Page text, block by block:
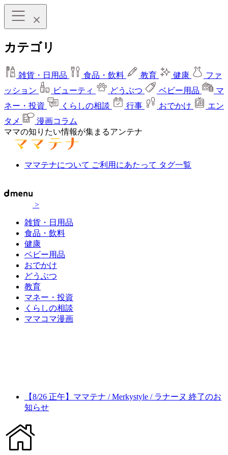
カテゴリ
雑貨・日用品 食品・飲料 教育 健康
ファ
ッション
ビューティ どうぶつ ベビー用品
マ
ネー・投資
くらしの相談 行事 おでかけ
エン
タメ
漫画コラム
ママの知りたい情報が集まるアンテナ
ママテナについて ご利用にあたって タグ一覧
>
雑貨・日用品
食品・飲料
健康
ベビー用品
おでかけ
どうぶつ
教育
マネー・投資
くらしの相談
ママコマ漫画
【8/26 正午】ママテナ / Merkystyle / ラナーヌ 終了のお
知らせ